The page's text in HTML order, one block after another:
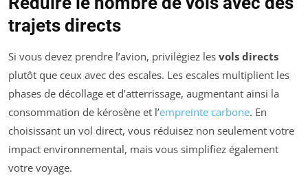
trajets directs
Si vous devez prendre l’avion, privilégiez les vols directs
plutôt que ceux avec des escales. Les escales multiplient les
phases de décollage et d’atterrissage, augmentant ainsi la
consommation de kérosène et l’empreinte carbone. En
choisissant un vol direct, vous réduisez non seulement votre
impact environnemental, mais vous simplifiez également
votre voyage.